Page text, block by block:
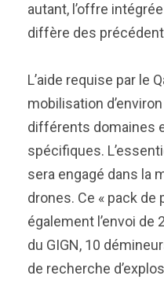
autant, l’offre
diffère des
L’aide requise par le
mobilisation
différents domaines
spécifiques.
sera engagé dans la
drones. Ce « pack
également l’envoi
du GIGN, 10
de recherche